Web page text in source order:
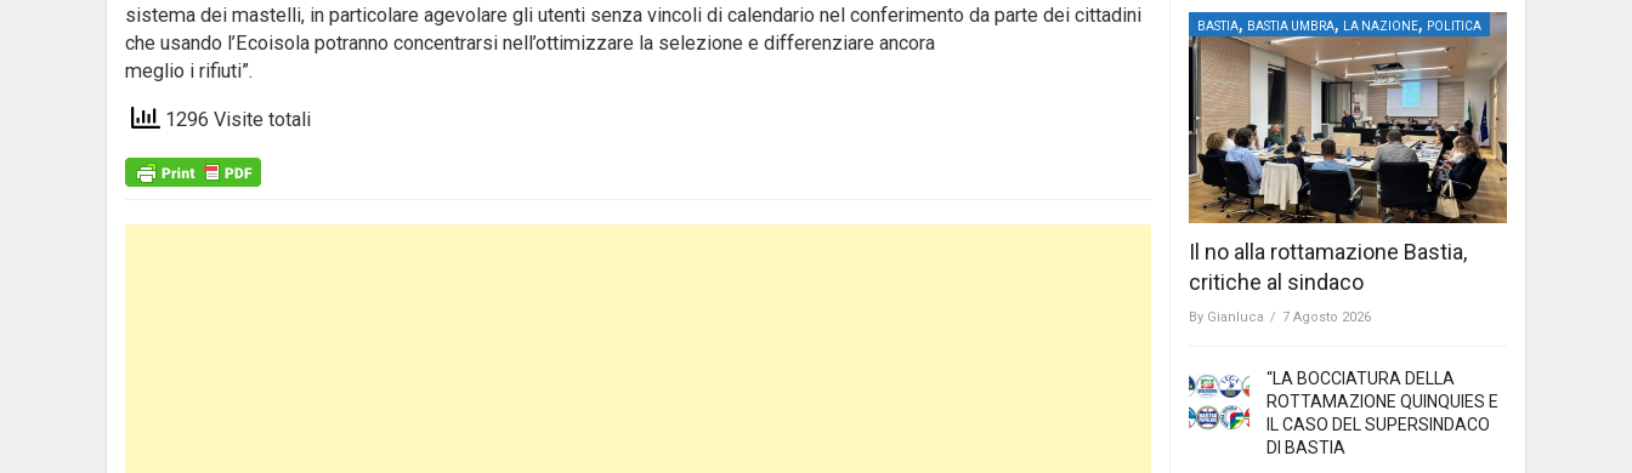
sistema dei mastelli, in particolare agevolare gli utenti senza vincoli di calendario nel conferimento da parte dei cittadini
che usando l’Ecoisola potranno concentrarsi nell’ottimizzare la selezione e differenziare ancora
meglio i rifiuti”.
1296 Visite totali
BASTIA, BASTIA UMBRA, LA NAZIONE, POLITICA
Il no alla rottamazione Bastia,
critiche al sindaco
By Gianluca / 7 Agosto 2026
“LA BOCCIATURA DELLA
ROTTAMAZIONE QUINQUIES E
IL CASO DEL SUPERSINDACO
DI BASTIA